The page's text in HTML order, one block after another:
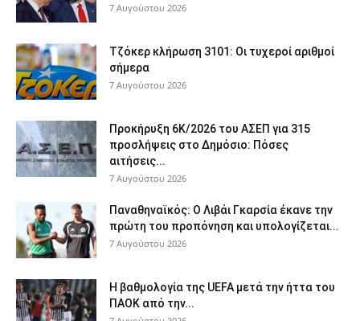
7 Αυγούστου 2026
Τζόκερ κλήρωση 3101: Οι τυχεροί αριθμοί
σήμερα
7 Αυγούστου 2026
Προκήρυξη 6Κ/2026 του ΑΣΕΠ για 315
προσλήψεις στο Δημόσιο: Πόσες
αιτήσεις...
7 Αυγούστου 2026
Παναθηναϊκός: Ο Λιβάι Γκαρσία έκανε την
πρώτη του προπόνηση και υπολογίζεται...
7 Αυγούστου 2026
Η βαθμολογία της UEFA μετά την ήττα του
ΠΑΟΚ από την...